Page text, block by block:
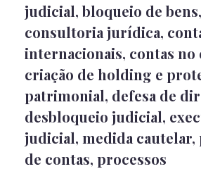
judicial, bloqueio de bens,
consultoria jurídica,
internacionais, contas
criação de holding e
patrimonial, defesa de
desbloqueio judicial,
judicial, medida cautelar,
de contas, processos